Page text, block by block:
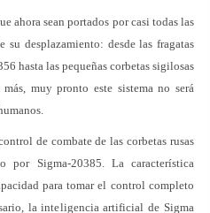
ahora sean portados por casi todas las
su desplazamiento: desde las fragatas
hasta las pequeñas corbetas sigilosas
más, muy pronto este sistema no será
de combate de las corbetas rusas
por Sigma-20385. La característica
para tomar el control completo
la inteligencia artificial de Sigma